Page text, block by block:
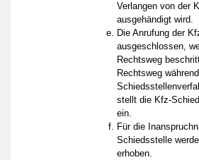
Verlangen von der
ausgehändigt wird.
Die Anrufung der
ausgeschlossen,
Rechtsweg
Rechtsweg
stellt die Kfz-
ein.
Für die
Schiedsstelle
erhoben.